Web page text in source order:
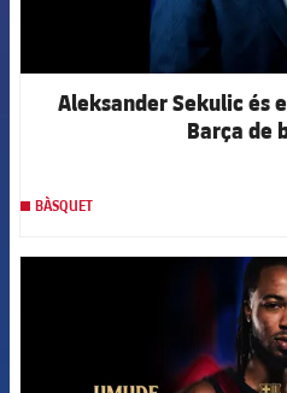
Aleksander Sekulic és
Barça de
BÀSQUET